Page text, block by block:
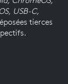
USB-C,
tierces